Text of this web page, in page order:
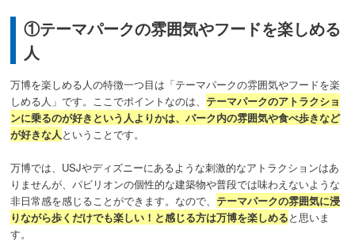
①テーマパークの雰囲気やフードを楽しめる
人
万博を楽しめる人の特徴一つ目は「テーマパークの雰囲気やフードを楽
しめる人」です。
ここでポイントなのは、 テーマパークのアトラクショ
ンに乗るのが好きという人よりかは、パーク内の雰囲気や食べ歩きなど
が好きな人 ということです。
万博では、USJやディズニーにあるような刺激的なアトラクションはあ
りませんが、パビリオンの個性的な建築物や普段では味わえないような
非日常感を感じることができます。なので、 テーマパークの雰囲気に浸
りながら歩くだけでも楽しい！と感じる方は万博を楽しめると思いま
す。